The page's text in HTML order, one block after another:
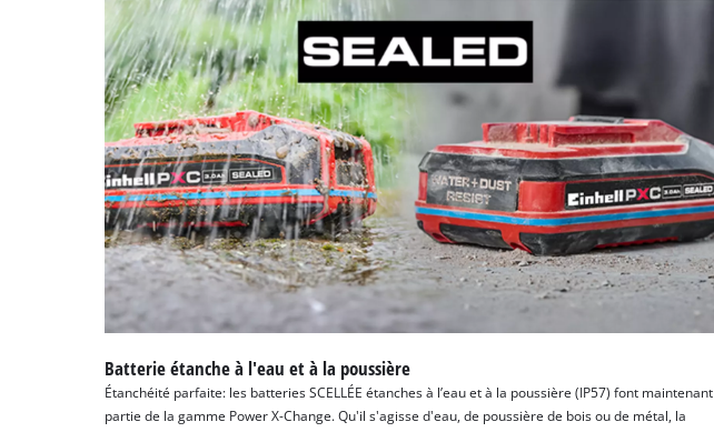
Batterie étanche à l'eau et à la poussière
Étanchéité parfaite: les batteries SCELLÉE étanches à l’eau et à la poussière (IP57) font maintenant
partie de la gamme Power X-Change. Qu'il s'agisse d'eau, de poussière de bois ou de métal, la